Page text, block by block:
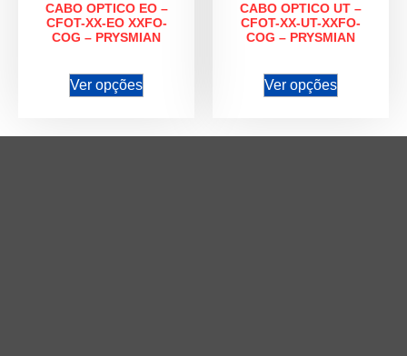
CABO OPTICO EO –
CFOT-XX-EO XXFO-
COG – PRYSMIAN
Ver opções
CABO OPTICO UT –
CFOT-XX-UT-XXFO-
COG – PRYSMIAN
Ver opções